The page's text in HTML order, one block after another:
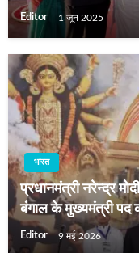
Editor 1 जून 2025
भारत
प्रधानमंत्री नरेन्‍द्र
बंगाल के मुख्यमंत्री पद
Editor 9 मई 2026